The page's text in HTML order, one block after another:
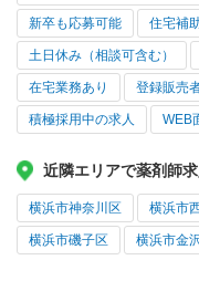
新卒も応募可能 住宅補
土日休み（相談可含む）
在宅業務あり 登録販売
積極採用中の求人 WEB
近隣エリアで薬剤師
横浜市神奈川区 横浜市
横浜市磯子区 横浜市金